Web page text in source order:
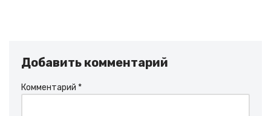
Добавить комментарий
Комментарий *